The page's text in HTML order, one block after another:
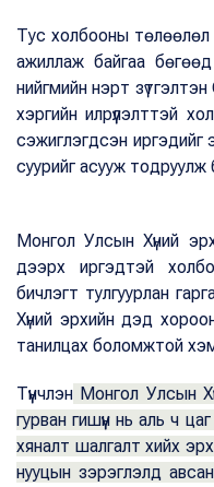
Тус холбооны
ажиллаж байгаа
нийгмийн нэрт
хэргийн илрүүлэлттэй
сэжиглэгдсэн иргэдийг
суурийг асууж тодруулж
Монгол Улсын Хүний
дээрх иргэдтэй
бичлэгт тулгуурлан
Хүний эрхийн дэд
танилцах боломжтой
Түүнчлэн Монгол Улсын
гурван гишүүн нь аль ч
хяналт шалгалт хийх
нууцын зэрэглэлд